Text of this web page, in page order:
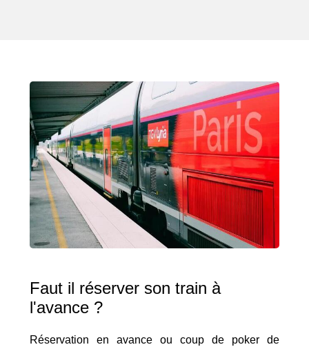
Faut il réserver son train à
l'avance ?
Réservation en avance ou coup de poker de